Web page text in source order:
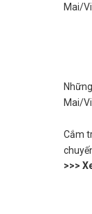
Mai/
Mai/
Cắm
>>>